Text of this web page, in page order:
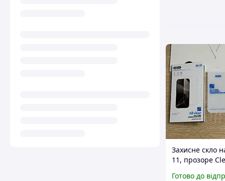
Захисне скло
11, прозоре
Готово до